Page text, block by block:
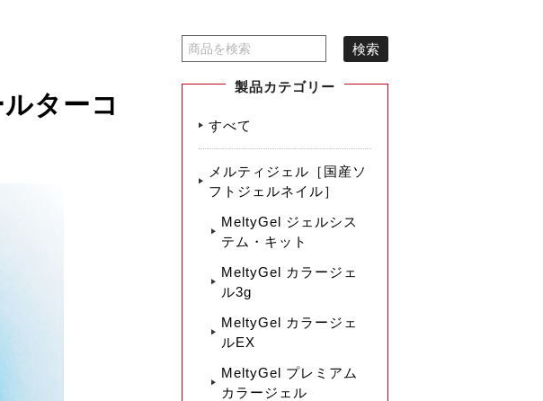
ターコ
製品カテゴリー
すべて
メルティジェル［国産ソ
フトジェルネイル］
MeltyGel ジェルシス
テム・キット
MeltyGel カラージェ
ル3g
MeltyGel カラージェ
ルEX
MeltyGel プレミアム
カラージェル